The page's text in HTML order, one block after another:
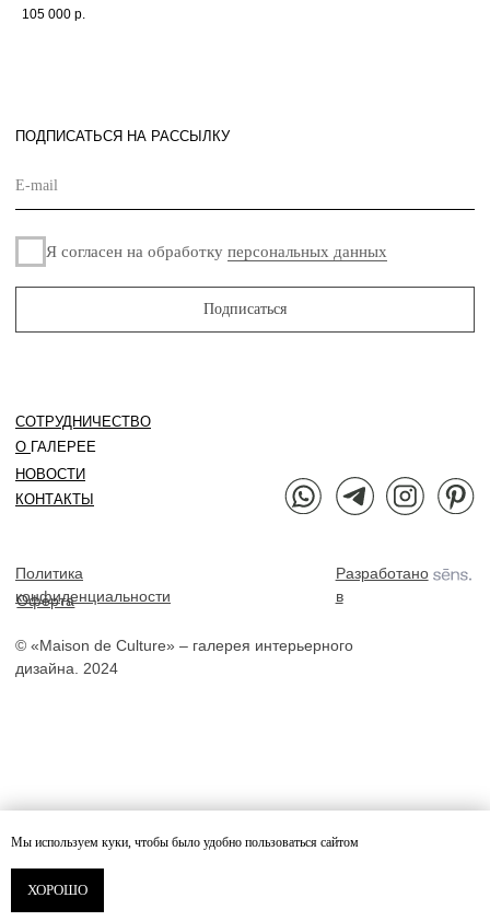
105 000 р.
© «Maison de Culture» – галерея интерьерного
Мы используем куки, чтобы было удобно пользоваться сайтом
ХОРОШО